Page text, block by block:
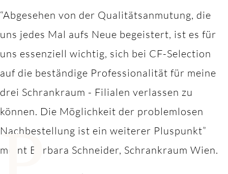
“Abgesehen von der Qualitätsanmutung, die
uns jedes Mal aufs Neue begeistert, ist es für
uns essenziell wichtig, sich bei CF-Selection
auf die beständige Professionalität für meine
drei Schrankraum - Filialen verlassen zu
können. Die Möglichkeit der problemlosen
Nachbestellung ist ein weiterer Pluspunkt”
meint Barbara Schneider, Schrankraum Wien.